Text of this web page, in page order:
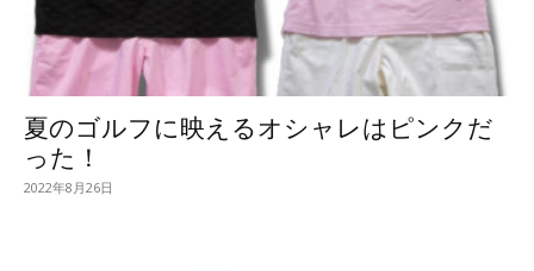
夏のゴルフに映えるオシャレはピンクだ
った！
2022年8月26日